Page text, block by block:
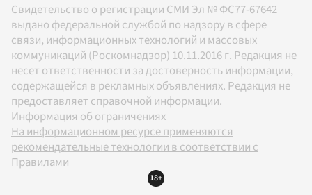
Свидетельство о регистрации СМИ Эл № ФС77-67642
выдано федеральной службой по надзору в сфере
связи, информационных технологий и массовых
коммуникаций (Роскомнадзор) 10.11.2016 г. Редакция не
несет ответственности за достоверность информации,
содержащейся в рекламных объявлениях. Редакция не
предоставляет справочной информации.
Информация об ограничениях
На информационном ресурсе применяются
рекомендательные технологии в соответствии с
Правилами
18+